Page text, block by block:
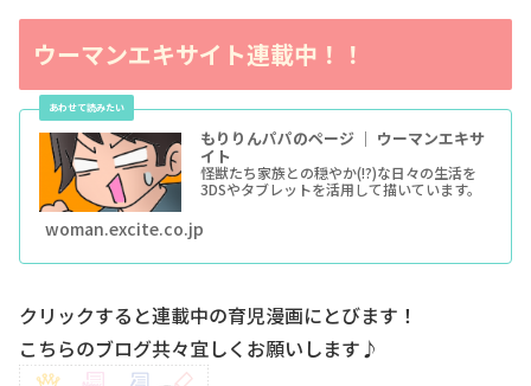
ウーマンエキサイト連載中！！
もりりんパパのページ ｜ ウーマンエキサ
イト
怪獣たち家族との穏やか(!?)な日々の生活を
3DSやタブレットを活用して描いています。
woman.excite.co.jp
クリックすると連載中の育児漫画にとびます！
こちらのブログ共々宜しくお願いします♪